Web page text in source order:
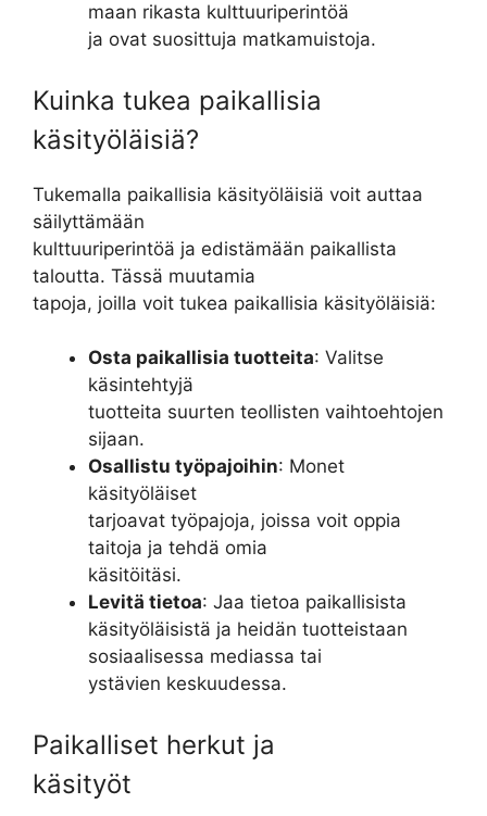
maan rikasta kulttuuriperintöä
ja ovat suosittuja matkamuistoja.
Kuinka tukea paikallisia
käsityöläisiä?
Tukemalla paikallisia käsityöläisiä voit auttaa
säilyttämään
kulttuuriperintöä ja edistämään paikallista
taloutta. Tässä muutamia
tapoja, joilla voit tukea paikallisia käsityöläisiä:
Osta paikallisia tuotteita: Valitse
käsintehtyjä
tuotteita suurten teollisten vaihtoehtojen
sijaan.
Osallistu työpajoihin: Monet
käsityöläiset
tarjoavat työpajoja, joissa voit oppia
taitoja ja tehdä omia
käsitöitäsi.
Levitä tietoa: Jaa tietoa paikallisista
käsityöläisistä ja heidän tuotteistaan
sosiaalisessa mediassa tai
ystävien keskuudessa.
Paikalliset herkut ja
käsityöt